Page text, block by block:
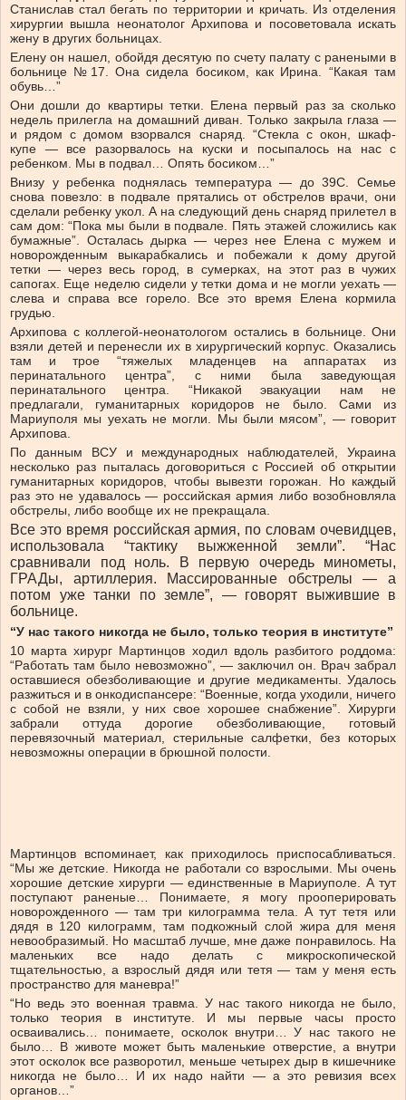
Станислав стал бегать по территории и кричать. Из отделения
хирургии вышла неонатолог Архипова и посоветовала искать
жену в других больницах.
Елену он нашел, обойдя десятую по счету палату с ранеными в
больнице №17. Она сидела босиком, как Ирина. “Какая там
обувь…”
Они дошли до квартиры тетки. Елена первый раз за сколько
недель прилегла на домашний диван. Только закрыла глаза —
и рядом с домом взорвался снаряд. “Стекла с окон, шкаф-
купе — все разорвалось на куски и посыпалось на нас с
ребенком. Мы в подвал… Опять босиком…”
Внизу у ребенка поднялась температура — до 39С. Семье
снова повезло: в подвале прятались от обстрелов врачи, они
сделали ребенку укол. А на следующий день снаряд прилетел в
сам дом: “Пока мы были в подвале. Пять этажей сложились как
бумажные”. Осталась дырка — через нее Елена с мужем и
новорожденным выкарабкались и побежали к дому другой
тетки — через весь город, в сумерках, на этот раз в чужих
сапогах. Еще неделю сидели у тетки дома и не могли уехать —
слева и справа все горело. Все это время Елена кормила
грудью.
Архипова с коллегой-неонатологом остались в больнице. Они
взяли детей и перенесли их в хирургический корпус. Оказались
там и трое “тяжелых младенцев на аппаратах из
перинатального центра”, с ними была заведующая
перинатального центра. “Никакой эвакуации нам не
предлагали, гуманитарных коридоров не было. Сами из
Мариуполя мы уехать не могли. Мы были мясом”, — говорит
Архипова.
По данным ВСУ и международных наблюдателей, Украина
несколько раз пыталась договориться с Россией об открытии
гуманитарных коридоров, чтобы вывезти горожан. Но каждый
раз это не удавалось — российская армия либо возобновляла
обстрелы, либо вообще их не прекращала.
Все это время российская армия, по словам очевидцев,
использовала “тактику выжженной земли”. “Нас
сравнивали под ноль. В первую очередь минометы,
ГРАДы, артиллерия. Массированные обстрелы — а
потом уже танки по земле”, — говорят выжившие в
больнице.
“У нас такого никогда не было, только теория в институте”
10 марта хирург Мартинцов ходил вдоль разбитого роддома:
“Работать там было невозможно”, — заключил он. Врач забрал
оставшиеся обезболивающие и другие медикаменты. Удалось
разжиться и в онкодиспансере: “Военные, когда уходили, ничего
с собой не взяли, у них свое хорошее снабжение”. Хирурги
забрали оттуда дорогие обезболивающие, готовый
перевязочный материал, стерильные салфетки, без которых
невозможны операции в брюшной полости.
Мартинцов вспоминает, как приходилось приспосабливаться.
“Мы же детские. Никогда не работали со взрослыми. Мы очень
хорошие детские хирурги — единственные в Мариуполе. А тут
поступают раненые… Понимаете, я могу прооперировать
новорожденного — там три килограмма тела. А тут тетя или
дядя в 120 килограмм, там подкожный слой жира для меня
невообразимый. Но масштаб лучше, мне даже понравилось. На
маленьких все надо делать с микроскопической
тщательностью, а взрослый дядя или тетя — там у меня есть
пространство для маневра!”
“Но ведь это военная травма. У нас такого никогда не было,
только теория в институте. И мы первые часы просто
осваивались… понимаете, осколок внутри… У нас такого не
было… В животе может быть маленькие отверстие, а внутри
этот осколок все разворотил, меньше четырех дыр в кишечнике
никогда не было… И их надо найти — а это ревизия всех
органов…”